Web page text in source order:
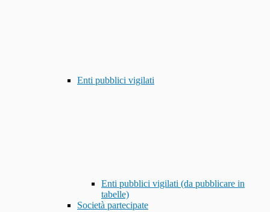
Enti pubblici vigilati
Enti pubblici vigilati (da pubblicare in
tabelle)
Società partecipate